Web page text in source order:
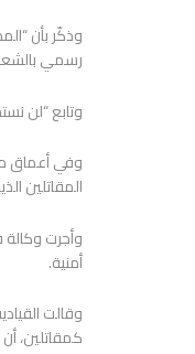
رسمي
وتابع “لن
وفي أعماق
المقاتلين
وأجرت
أمنية.
وقالت
كمقاتلين، أن